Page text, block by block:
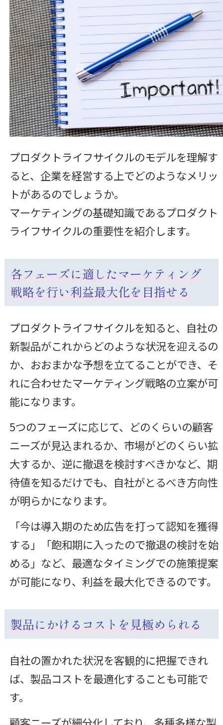
プロダクトライフサイクルのモデルを理解す
ると、企業を経営する上でどのようなメリッ
トがあるのでしょうか。
マーケティングの基礎知識であるプロダクト
ライフサイクルの重要性を紹介します。
各フェーズに適したマーケティング
戦略を行い利益最大化を目指せる
プロダクトライフサイクルを知ると、自社の
新製品がこれからどのような状況を迎えるの
か、おおまかな予想を立てることができ、そ
れに合わせたマーケティング戦略の立案が可
能になります。
5つのフェーズに応じて、どのくらいの顧客
ニーズが見込まれるか、市場がどのくらい拡
大するか、逆に撤退を検討すべきかなど、期
待値を知るだけでも、自社がとるべき方向性
が明らかになります。
「今は導入期のため広告を打って認知を獲得
する」「飽和期に入ったので撤退の検討を始
める」など、最適なタイミングでの施策提案
が可能になり、利益を最大化できるのです。
製品にかけるコストを見極められる
自社の置かれた状況を客観的に把握できれ
ば、製品コストを最適化することも可能で
す。